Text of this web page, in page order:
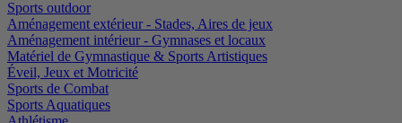
Sports outdoor
Aménagement extérieur - Stades, Aires de jeux
Aménagement intérieur - Gymnases et locaux
Matériel de Gymnastique & Sports Artistiques
Éveil, Jeux et Motricité
Sports de Combat
Sports Aquatiques